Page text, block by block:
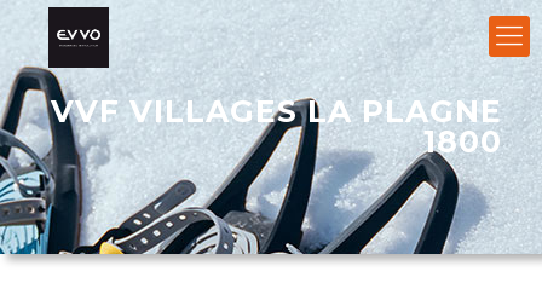
VVF VILLAGES LA PLAGNE
1800